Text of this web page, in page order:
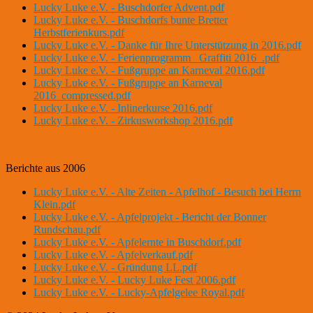
Lucky Luke e.V. - Buschdorfer Advent.pdf
Lucky Luke e.V. - Buschdorfs bunte Bretter
Herbstferienkurs.pdf
Lucky Luke e.V. - Danke für Ihre Unterstützung in 2016.pdf
Lucky Luke e.V. - Ferienprogramm _Graffiti 2016_.pdf
Lucky Luke e.V. - Fußgruppe an Karneval 2016.pdf
Lucky Luke e.V. - Fußgruppe an Karneval
2016_compressed.pdf
Lucky Luke e.V. - Inlinerkurse 2016.pdf
Lucky Luke e.V. - Zirkusworkshop 2016.pdf
Berichte aus 2006
Lucky Luke e.V. - Alte Zeiten - Apfelhof - Besuch bei Herrn
Klein.pdf
Lucky Luke e.V. - Apfelprojekt - Bericht der Bonner
Rundschau.pdf
Lucky Luke e.V. - Apfelernte in Buschdorf.pdf
Lucky Luke e.V. - Apfelverkauf.pdf
Lucky Luke e.V. - Gründung LL.pdf
Lucky Luke e.V. - Lucky Luke Fest 2006.pdf
Lucky Luke e.V. - Lucky-Apfelgelee Royal.pdf